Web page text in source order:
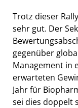
Trotz dieser
sehr gut. Der
gegenüber
Management in
erwarteten
Jahr für
sei dies doppelt